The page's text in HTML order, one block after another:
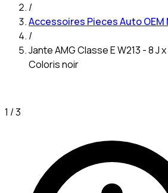
/
Accessoires Pieces Auto
/
Jante AMG Classe E W213 - 8 J
Coloris noir
1 /3